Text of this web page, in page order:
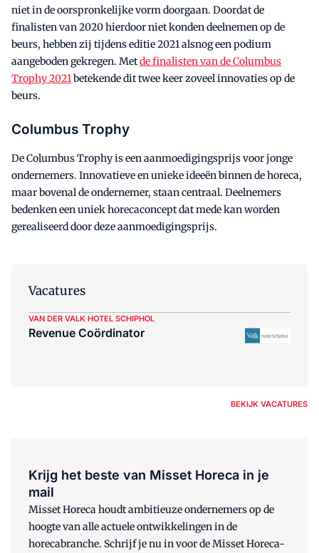
niet in de oorspronkelijke vorm doorgaan. Doordat de
finalisten van 2020 hierdoor niet konden deelnemen op de
beurs, hebben zij tijdens editie 2021 alsnog een podium
aangeboden gekregen. Metde finalisten van de Columbus
Trophy 2021betekende dit twee keer zoveel innovaties op de
beurs.
Columbus Trophy
De Columbus Trophy is een aanmoedigingsprijs voor jonge
ondernemers. Innovatieve en unieke ideeën binnen de horeca,
maar bovenal de ondernemer, staan centraal. Deelnemers
bedenken een uniek horecaconcept dat mede kan worden
gerealiseerd door deze aanmoedigingsprijs.
Vacatures
VAN DER VALK HOTEL SCHIPHOL
Revenue Coördinator
BEKIJK VACATURES
Krijg het beste van Misset Horeca in je
mail
Misset Horeca houdt ambitieuze ondernemers op de
hoogte van alle actuele ontwikkelingen in de
horecabranche. Schrijf je nu in voor de Misset Horeca-